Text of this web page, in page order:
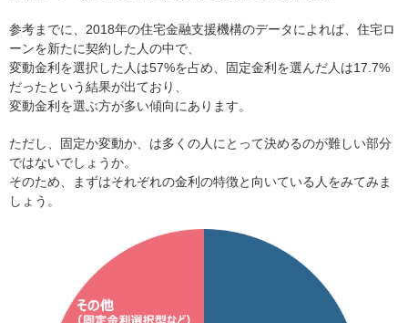
参考までに、2018年の住宅金融支援機構のデータによれば、住宅ロ
ーンを新たに契約した人の中で、
変動金利を選択した人は57%を占め、固定金利を選んだ人は17.7%
だったという結果が出ており、
変動金利を選ぶ方が多い傾向にあります。
ただし、固定か変動か、は多くの人にとって決めるのが難しい部分
ではないでしょうか。
そのため、まずはそれぞれの金利の特徴と向いている人をみてみま
しょう。